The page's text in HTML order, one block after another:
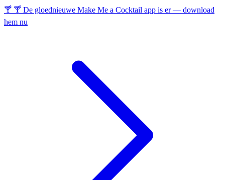
🍸 🍸 De gloednieuwe Make Me a Cocktail app is er — download
hem nu